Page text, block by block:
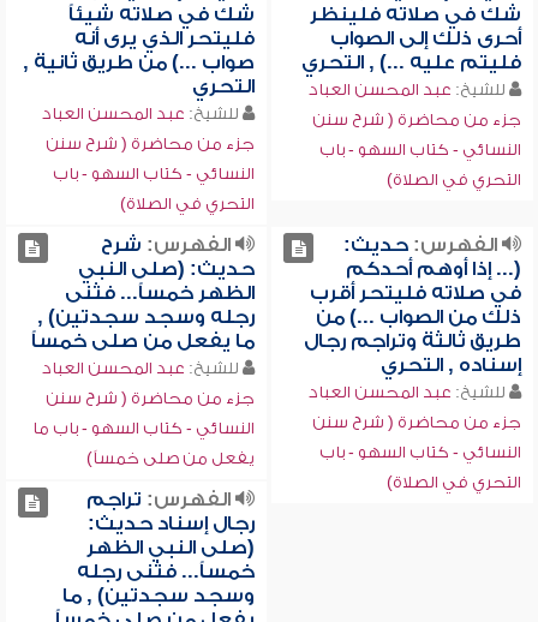
شك في صلاته فلينظر
أحرى ذلك إلى الصواب
فليتم عليه ...) , التحري
للشيخ: عبد المحسن العباد
جزء من محاضرة ( شرح سنن
النسائي - كتاب السهو - باب
التحري في الصلاة)
شك في صلاته شيئاً
فليتحر الذي يرى أنه
صواب ...) من طريق ثانية ,
التحري
للشيخ: عبد المحسن العباد
جزء من محاضرة ( شرح سنن
النسائي - كتاب السهو - باب
التحري في الصلاة)
الفهرس:حديث:
(... إذا أوهم أحدكم
في صلاته فليتحر أقرب
ذلك من الصواب ...) من
طريق ثالثة وتراجم رجال
إسناده , التحري
للشيخ: عبد المحسن العباد
جزء من محاضرة ( شرح سنن
النسائي - كتاب السهو - باب
التحري في الصلاة)
الفهرس: شرح
حديث: (صلى النبي
الظهر خمساً... فثنى
رجله وسجد سجدتين) ,
ما يفعل من صلى خمساً
للشيخ: عبد المحسن العباد
جزء من محاضرة ( شرح سنن
النسائي - كتاب السهو - باب ما
يفعل من صلى خمساً)
الفهرس: تراجم
رجال إسناد حديث:
(صلى النبي الظهر
خمساً... فثنى رجله
وسجد سجدتين) , ما